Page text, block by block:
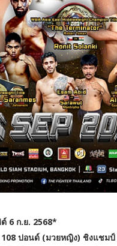
6 ก.ย. 2568*
ปอนด์ (มวยหญิง) ชิงแชมป์